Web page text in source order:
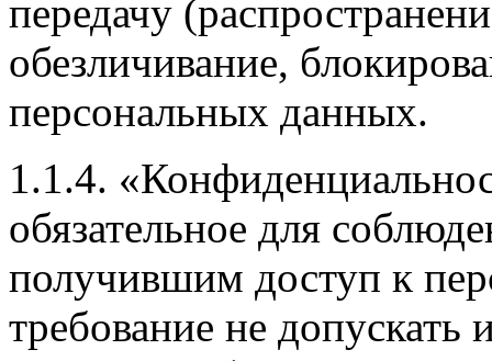
передачу
обезличивание,
персональных данных.
1.1.4.
обязательное для
получившим доступ к
требование не допускать